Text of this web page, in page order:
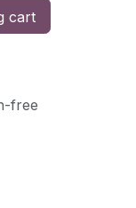
cart
free